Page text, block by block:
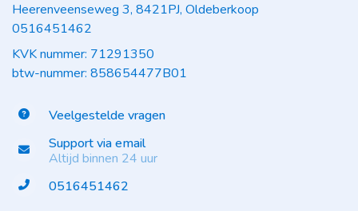
Heerenveenseweg 3, 8421PJ, Oldeberkoop
0516451462
KVK nummer: 71291350
btw-nummer: 858654477B01
Veelgestelde vragen
Support via email
Altijd binnen 24 uur
0516451462